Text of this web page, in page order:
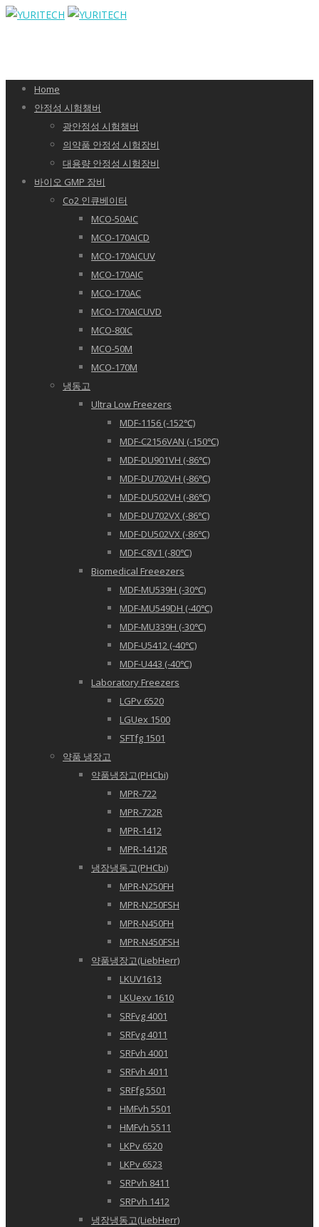
Home
안정성 시험챔버
광안정성 시험챔버
의약품 안정성 시험장비
대용량 안정성 시험장비
바이오 GMP 장비
Co2 인큐베이터
MCO-50AIC
MCO-170AICD
MCO-170AICUV
MCO-170AIC
MCO-170AC
MCO-170AICUVD
MCO-80IC
MCO-50M
MCO-170M
냉동고
Ultra Low Freezers
MDF-1156 (-152℃)
MDF-C2156VAN (-150℃)
MDF-DU901VH (-86℃)
MDF-DU702VH (-86℃)
MDF-DU502VH (-86℃)
MDF-DU702VX (-86℃)
MDF-DU502VX (-86℃)
MDF-C8V1 (-80℃)
Biomedical Freeezers
MDF-MU539H (-30℃)
MDF-MU549DH (-40℃)
MDF-MU339H (-30℃)
MDF-U5412 (-40℃)
MDF-U443 (-40℃)
Laboratory Freezers
LGPv 6520
LGUex 1500
SFTfg 1501
약품 냉장고
약품냉장고(PHCbi)
MPR-722
MPR-722R
MPR-1412
MPR-1412R
냉장냉동고(PHCbi)
MPR-N250FH
MPR-N250FSH
MPR-N450FH
MPR-N450FSH
약품냉장고(LiebHerr)
LKUV1613
LKUexv 1610
SRFvg 4001
SRFvg 4011
SRFvh 4001
SRFvh 4011
SRFfg 5501
HMFvh 5501
HMFvh 5511
LKPv 6520
LKPv 6523
SRPvh 8411
SRPvh 1412
냉장냉동고(LiebHerr)